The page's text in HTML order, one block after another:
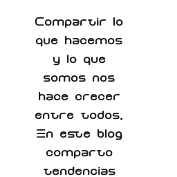
Compartir lo
que hacemos
y lo que
somos nos
hace crecer
entre todos.
En este blog
comparto
tendencias